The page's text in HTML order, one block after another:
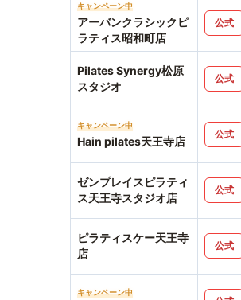
キャンペーン中
アーバンクラシックピ
ラティス昭和町店
公式
Pilates Synergy松原
スタジオ
公式
キャンペーン中
Hain pilates天王寺店
公式
ゼンプレイスピラティ
ス天王寺スタジオ店
公式
ピラティスケー天王寺
店
公式
キャンペーン中